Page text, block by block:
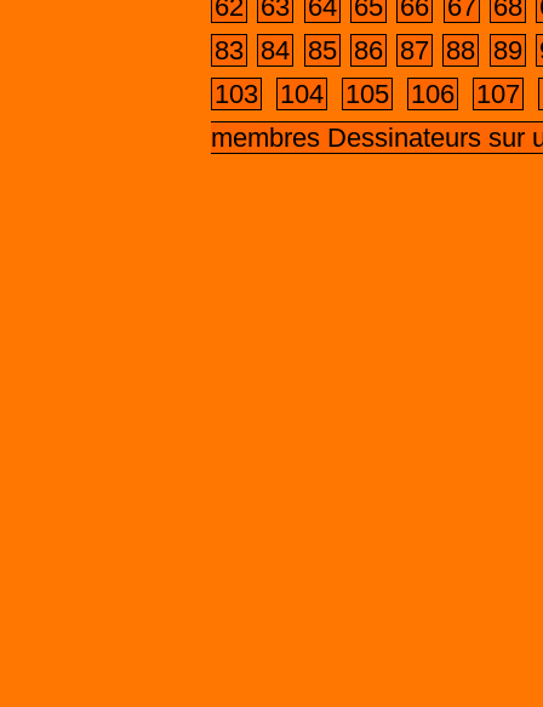
62 63 64 65 66 67 68
83 84 85 86 87 88 89
103
104 105 106 107
membres Dessinateurs sur